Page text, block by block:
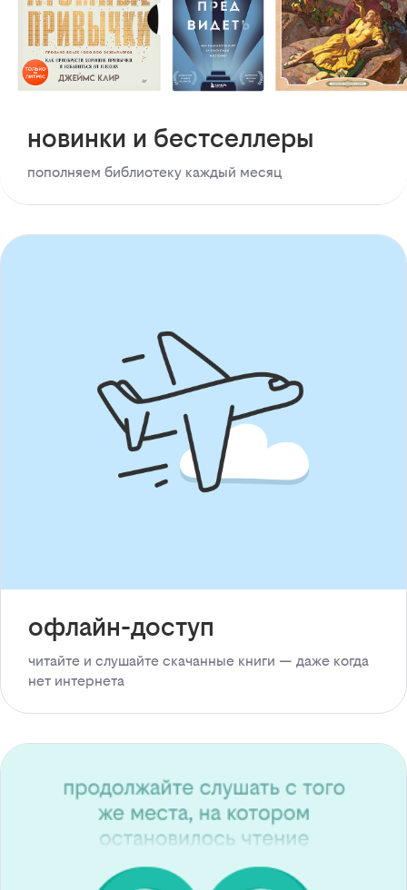
новинки и бестселлеры
пополняем библиотеку каждый месяц
офлайн-доступ
читайте и слушайте скачанные книги — даже когда
нет интернета